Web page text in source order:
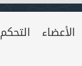
الأعضاء التحكم